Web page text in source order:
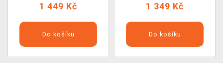
1 449 Kč
Do košíku
1 349 Kč
Do košíku